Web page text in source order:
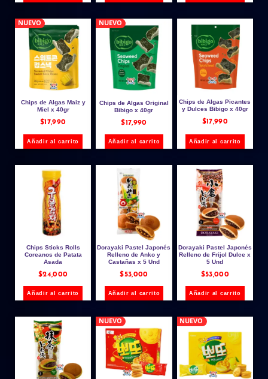
NUEVO
Chips de Algas Maiz y
Miel x 40gr
$17,990
Añadir al carrito
NUEVO
Chips de Algas Original
Bibigo x 40gr
$17,990
Añadir al carrito
Chips de Algas Picantes
y Dulces Bibigo x 40gr
$17,990
Añadir al carrito
Chips Sticks Rolls
Coreanos de Patata
Asada
$24,000
Añadir al carrito
Dorayaki Pastel Japonés
Relleno de Anko y
Castañas x 5 Und
$53,000
Añadir al carrito
Dorayaki Pastel Japonés
Relleno de Frijol Dulce x
5 Und
$53,000
Añadir al carrito
NUEVO NUEVO